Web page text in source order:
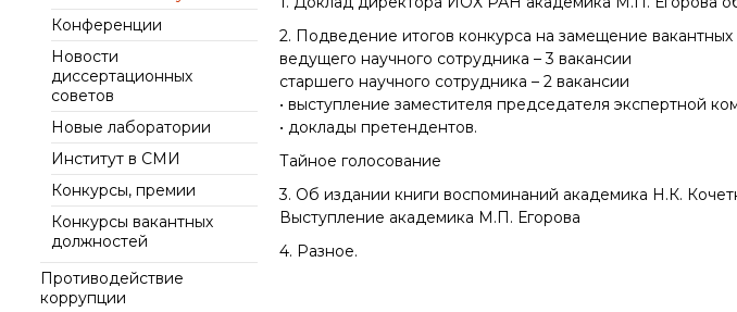
института
Ученый совет ИОХ РАН
Диссертационные
советы
Документы
Контакты
интеллект (ИИ) в химии
Аддитивные
технологии
Электронная
микроскопия
Награды сотрудников
Мероприятия
Конференции
Конференции
Новости
диссертационных
советов
Новые лаборатории
Институт в СМИ
Конкурсы, премии
Конкурсы вакантных
должностей
Противодействие
коррупции
2. Подведение итогов конкурса на замещение
ведущего научного сотрудника – 3 вакансии
старшего научного сотрудника – 2 вакансии
• выступление заместителя председателя экспертной
• доклады претендентов.
Тайное голосование
3. Об издании книги воспоминаний академика Н.К.
Выступление академика М.П. Егорова
4. Разное.